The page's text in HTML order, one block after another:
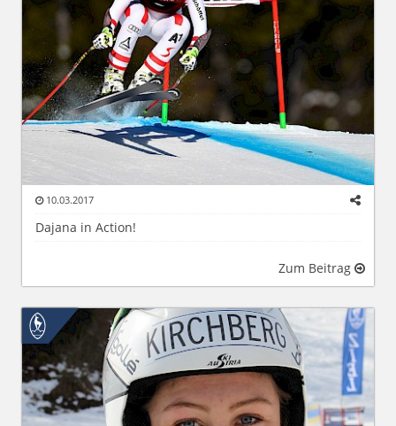
10.03.2017
Dajana in Action!
Zum Beitrag